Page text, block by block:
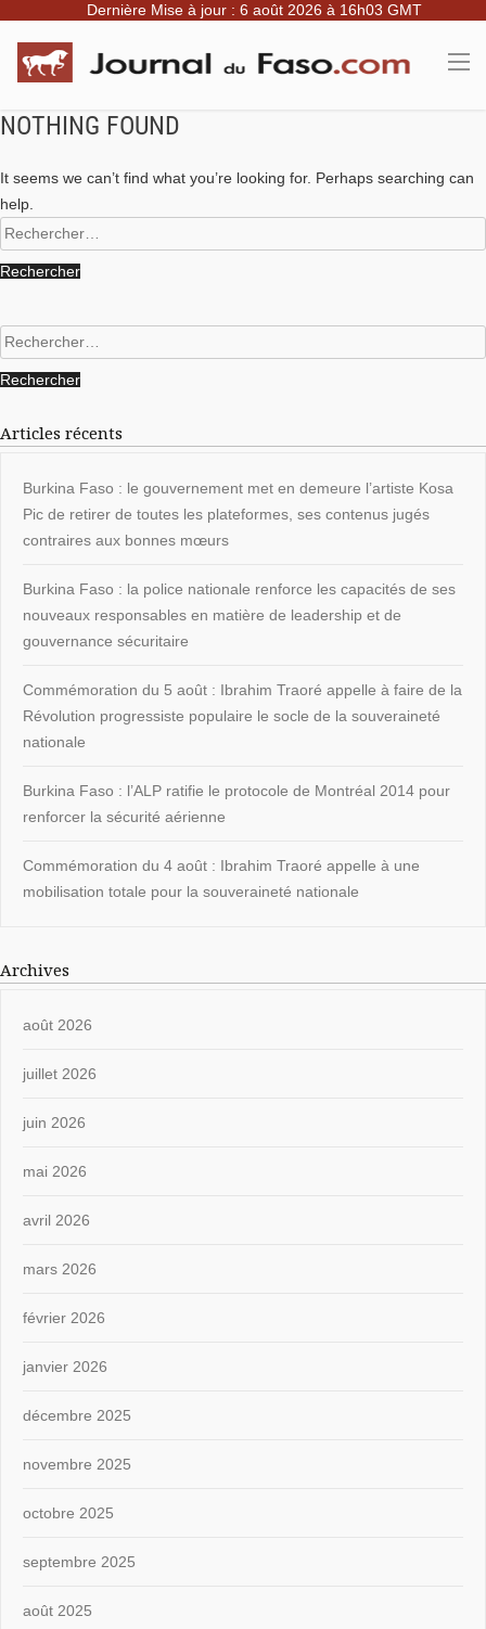
Dernière Mise à jour : 6 août 2026 à 16h03 GMT
NOTHING FOUND
It seems we can’t find what you’re looking for. Perhaps searching can
help.
Rechercher :
Rechercher :
Articles récents
Burkina Faso : le gouvernement met en demeure l’artiste Kosa
Pic de retirer de toutes les plateformes, ses contenus jugés
contraires aux bonnes mœurs
Burkina Faso : la police nationale renforce les capacités de ses
nouveaux responsables en matière de leadership et de
gouvernance sécuritaire
Commémoration du 5 août : Ibrahim Traoré appelle à faire de la
Révolution progressiste populaire le socle de la souveraineté
nationale
Burkina Faso : l’ALP ratifie le protocole de Montréal 2014 pour
renforcer la sécurité aérienne
Commémoration du 4 août : Ibrahim Traoré appelle à une
mobilisation totale pour la souveraineté nationale
Archives
août 2026
juillet 2026
juin 2026
mai 2026
avril 2026
mars 2026
février 2026
janvier 2026
décembre 2025
novembre 2025
octobre 2025
septembre 2025
août 2025